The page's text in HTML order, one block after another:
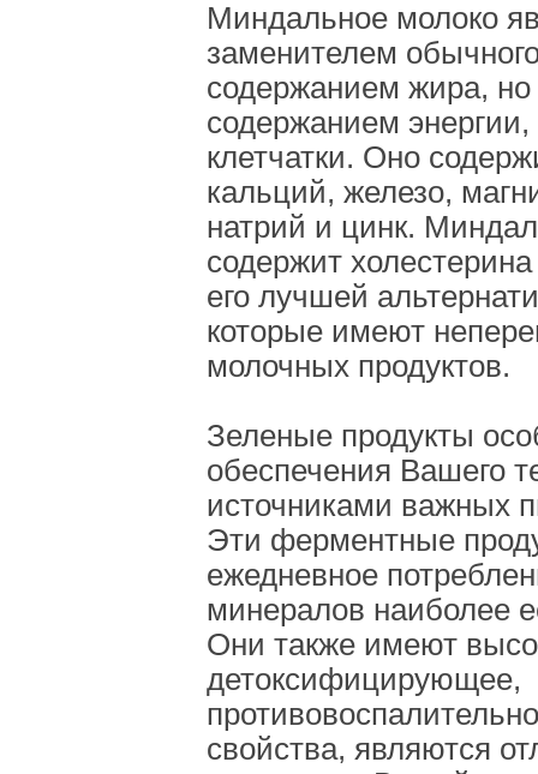
Миндальное молоко
заменителем
содержанием жира,
содержанием
клетчатки. Оно
кальций, железо,
натрий и цинк.
содержит
его лучшей
которые имеют
молочных продуктов.
Зеленые продукты
обеспечения Вашего
источниками важных
Эти ферментные
ежедневное
минералов наиболее
Они также имеют
детоксифицирующее,
свойства, являются